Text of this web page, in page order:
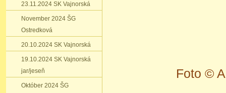
Foto ©
23.11.2024 SK Vajnorská
November 2024 ŠG
Ostredková
20.10.2024 SK Vajnorská
19.10.2024 SK Vajnorská
jar/jeseň
Október 2024 ŠG